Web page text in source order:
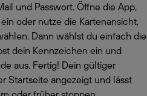
und Passwort. Öffne die App,
oder nutze die Kartenansicht,
Dann wählst du einfach die
dein Kennzeichen ein und
aus. Fertig! Dein gültiger
Startseite angezeigt und lässt